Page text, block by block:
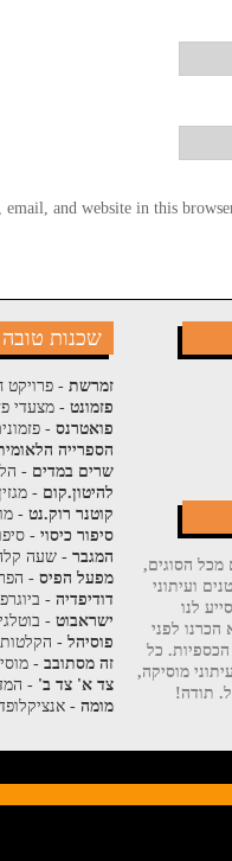
email, and website in this
מכל הסוגים,
ועיתוני
לנו
לפני
כל
מוסיקה,
תודה!
שכנות טובה
זמרשת- פרויקט
פזמונט- מצעדי
פואטרנס-
הספרייה
שרים במדים -
להיטון.קום -
קוטנר רוק.נט-
סיפור כיסוי-
המגבר- שעה
מפעל הפיס-
דודיפדיה-
ישראבוט-
פוסיהל- הקלטות
זה מסתובב-
צד א' צד ב' -
מומה-